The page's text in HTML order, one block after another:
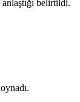
belirtildi.